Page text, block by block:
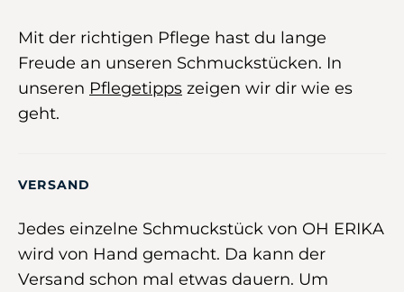
Mit der richtigen Pflege hast du lange
Freude an unseren Schmuckstücken. In
unseren Pflegetipps zeigen wir dir wie es
geht.
VERSAND
Jedes einzelne Schmuckstück von OH ERIKA
wird von Hand gemacht. Da kann der
Versand schon mal etwas dauern. Um